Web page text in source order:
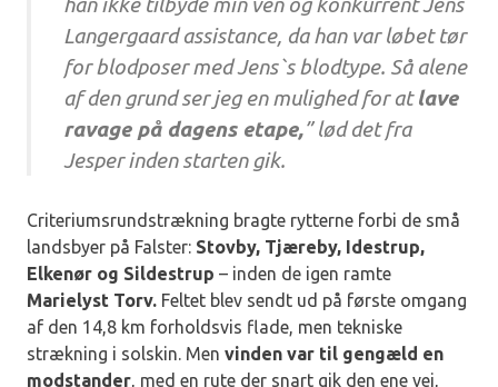
Langergaard assistance, da han var løbet tør
for blodposer med Jens`s blodtype. Så alene
af den grund ser jeg en mulighed for atlave
ravage på dagens etape,” lød det fra
Jesper inden starten gik.
Criteriumsrundstrækning bragte rytterne forbi de små
landsbyer på Falster: Stovby, Tjæreby, Idestrup,
Elkenør og Sildestrup – inden de igen ramte
Marielyst Torv. Feltet blev sendt ud på første omgang
af den 14,8 km forholdsvis flade, men tekniske
strækning i solskin. Men vinden var til gengæld en
modstander, med en rute der snart gik den ene vej,